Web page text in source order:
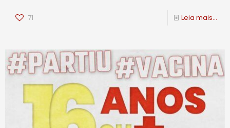
71 Leia mais...